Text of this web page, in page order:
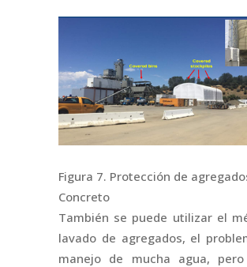
Figura 7. Protección de
Concreto
También se puede utilizar el
lavado de agregados, el
manejo de mucha agua,